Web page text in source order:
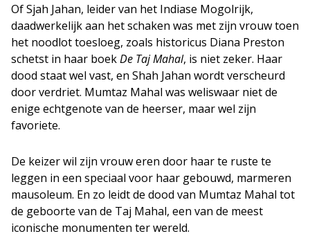
Of Sjah Jahan, leider van het Indiase Mogolrijk,
daadwerkelijk aan het schaken was met zijn vrouw toen
het noodlot toesloeg, zoals historicus Diana Preston
schetst in haar boekDe Taj Mahal, is niet zeker. Haar
dood staat wel vast, en Shah Jahan wordt verscheurd
door verdriet. Mumtaz Mahal was weliswaar niet de
enige echtgenote van de heerser, maar wel zijn
favoriete.
De keizer wil zijn vrouw eren door haar te ruste te
leggen in een speciaal voor haar gebouwd, marmeren
mausoleum. En zo leidt de dood van Mumtaz Mahal tot
de geboorte van de Taj Mahal, een van de meest
iconische monumenten ter wereld.